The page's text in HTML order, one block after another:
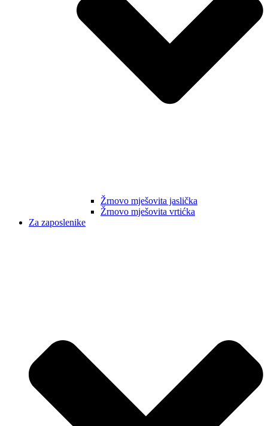
Žrnovo mješovita jaslička
Žrnovo mješovita vrtićka
Za zaposlenike